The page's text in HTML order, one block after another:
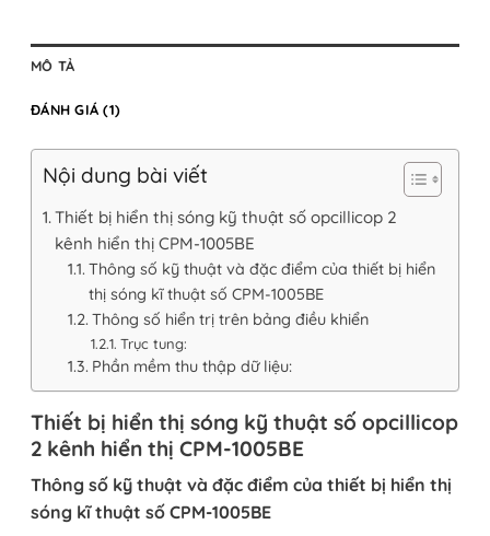
MÔ TẢ
ĐÁNH GIÁ (1)
Nội dung bài viết
Thiết bị hiển thị sóng kỹ thuật số opcillicop 2
kênh hiển thị CPM-1005BE
Thông số kỹ thuật và đặc điểm của thiết bị hiển
thị sóng kĩ thuật số CPM-1005BE
Thông số hiển trị trên bảng điều khiển
Trục tung:
Phần mềm thu thập dữ liệu:
Thiết bị hiển thị sóng kỹ thuật số opcillicop
2 kênh hiển thị CPM-1005BE
Thông số kỹ thuật và đặc điểm của thiết bị hiển thị
sóng kĩ thuật số CPM-1005BE